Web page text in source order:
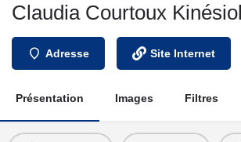
Claudia Courtoux
Adresse Site Internet
Présentation Images Filtres